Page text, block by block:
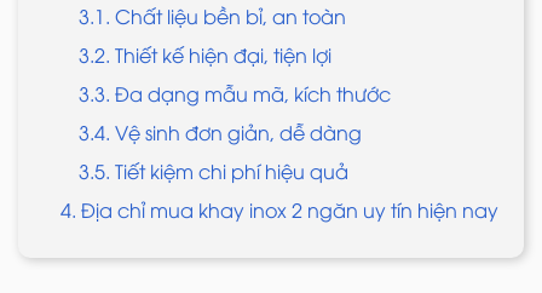
3.1. Chất liệu bền bỉ, an toàn
3.2. Thiết kế hiện đại, tiện lợi
3.3. Đa dạng mẫu mã, kích thước
3.4. Vệ sinh đơn giản, dễ dàng
3.5. Tiết kiệm chi phí hiệu quả
4. Địa chỉ mua khay inox 2 ngăn uy tín hiện nay